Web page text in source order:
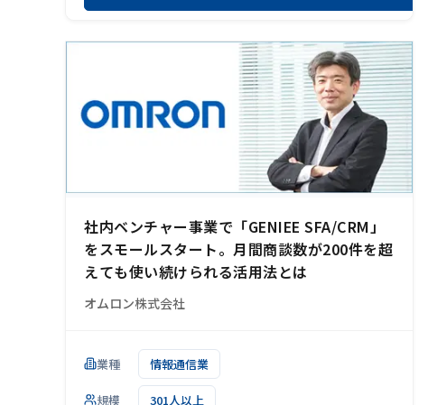
社内ベンチャー事業で「GENIEE SFA/CRM」
をスモールスタート。月間商談数が200件を超
えても使い続けられる活用法とは
オムロン株式会社
業種 情報通信業
規模 301人以上